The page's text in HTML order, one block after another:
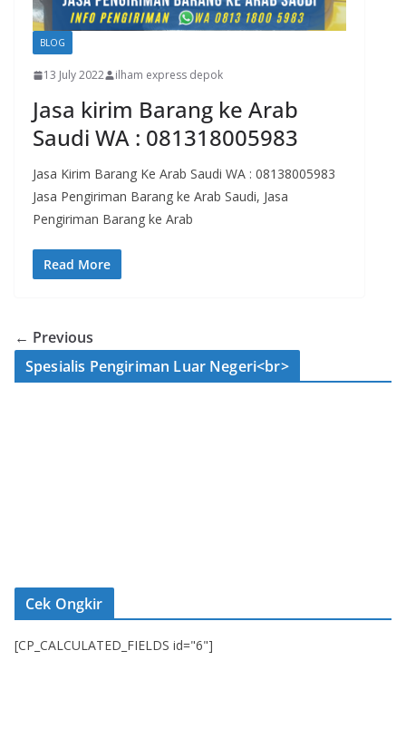
BLOG
13 July 2022 ilham express depok
Jasa kirim Barang ke Arab
Saudi WA : 081318005983
Jasa Kirim Barang Ke Arab Saudi WA : 08138005983
Jasa Pengiriman Barang ke Arab Saudi, Jasa
Pengiriman Barang ke Arab
Read More
← Previous
Spesialis Pengiriman Luar Negeri<br>
Cek Ongkir
[CP_CALCULATED_FIELDS id="6"]